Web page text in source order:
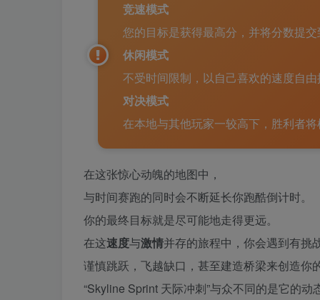
竞速模式
您的目标是获得最高分，并将分数提
休闲模式
不受时间限制，以自己喜欢的速度自
对决模式
在本地与其他玩家一较高下，胜利者
在这张惊心动魄的地图中，
与时间赛跑的同时会不断延长你跑酷倒计时。
你的最终目标就是尽可能地走得更远。
在这速度与激情并存的旅程中，你会遇到有挑
谨慎跳跃，飞越缺口，甚至建造桥梁来创造你
“Skyline Sprint 天际冲刺”与众不同的是它的动